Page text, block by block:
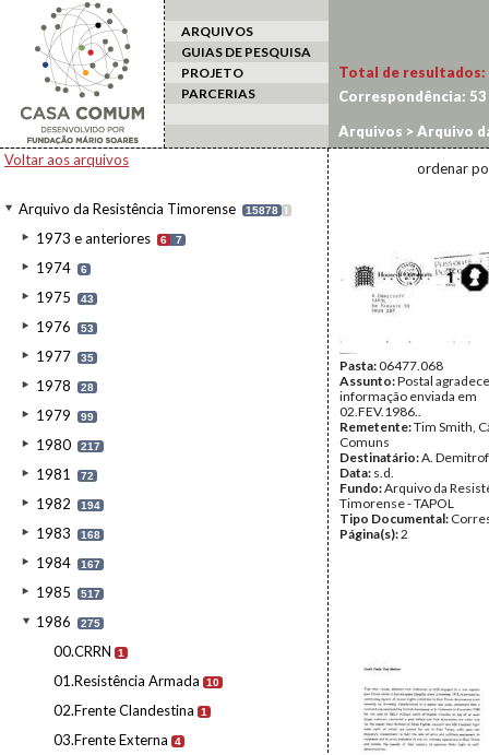
ARQUIVOS
GUIAS DE PESQUISA
PROJETO
PARCERIAS
Voltar aos arquivos
Arquivo da Resistência Timorense 15878 I
1973 e anteriores 6 7
1974 6
1975 43
1976 53
1977 35
1978 28
1979 99
1980 217
1981 72
1982 194
1983 168
1984 167
1985 517
1986 275
00.CRRN 1
01.Resistência Armada 10
02.Frente Clandestina 1
03.Frente Externa 4
Total de resultados:
Correspondência: 53
Arquivos >Arquivo
ordenar
Pasta:06477.068
Assunto:Postal
informação enviada em
02.FEV.1986..
Remetente:Tim Smith,
Comuns
Destinatário:A.
Data: s.d.
Fundo:Arquivo da
Timorense - TAPOL
Tipo Documental:
Página(s):2